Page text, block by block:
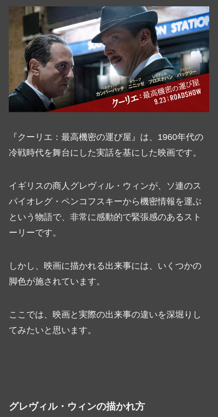
『クーリエ：最高機密の運び屋』は、1960年代の
冷戦時代を舞台にした実話を基にした映画です。
イギリスの商人グレヴィル・ウィンが、ソ連のス
パイオレグ・ペンコフスキーから機密情報を運ぶ
という物語で、非常に感動的で緊張感のあるスト
ーリーです。
しかし、映画に描かれる出来事には、いくつかの
脚色が施されています。
ここでは、映画と実際の出来事の違いを深堀りし
てみたいと思います。
グレヴィル・ウィンの描かれ方